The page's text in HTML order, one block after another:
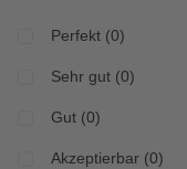
Perfekt (0)
Sehr gut (0)
Gut (0)
Akzeptierbar (0)